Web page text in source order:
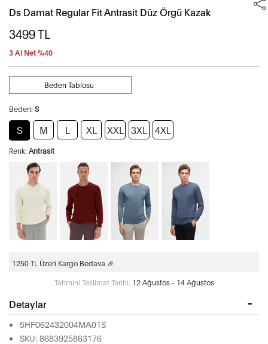
Ds Damat Regular Fit Antrasit Düz Örgü Kazak
3499TL
3 Al Net %40
Beden: S
Beden Tablosu
S M L XL XXL 3XL 4XL
Renk: Antrasit
1250 TL Üzeri Kargo Bedava 🎉
Tahmini Teslimat Tarihi: 12 Ağustos - 14 Ağustos
Detaylar
5HF062432004MA01S
SKU: 8683925863176